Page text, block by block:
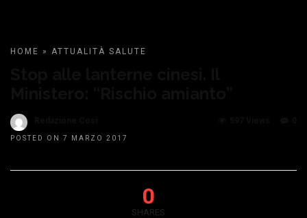
HOME » ATTUALITÀ SALUTE
POSTED ON 7 MARZO 2017
0
SHARES